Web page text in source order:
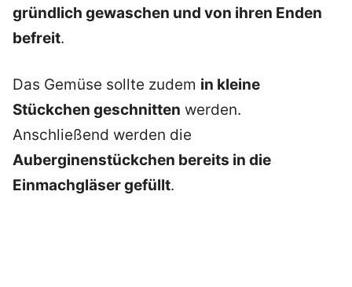
gründlich gewaschen und von ihren Enden
befreit.
Das Gemüse sollte zudem in kleine
Stückchen geschnitten werden.
Anschließend werden die
Auberginenstückchen bereits in die
Einmachgläser gefüllt.